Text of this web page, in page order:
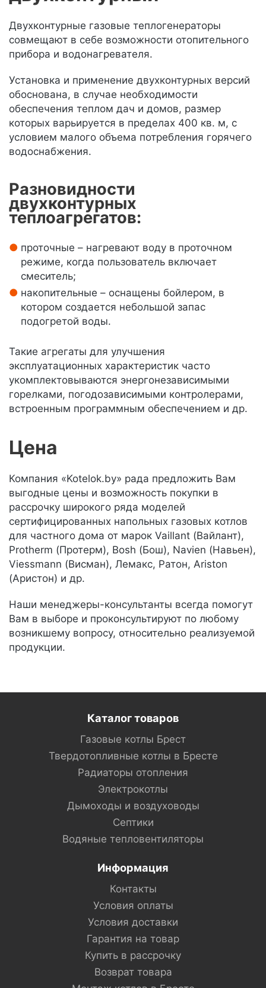
Двухконтурные газовые теплогенераторы
совмещают в себе возможности отопительного
прибора и водонагревателя.
Установка и применение двухконтурных версий
обоснована, в случае необходимости
обеспечения теплом дач и домов, размер
которых варьируется в пределах 400 кв. м, с
условием малого объема потребления горячего
водоснабжения.
Разновидности
двухконтурных
теплоагрегатов:
проточные – нагревают воду в проточном
режиме, когда пользователь включает
смеситель;
накопительные – оснащены бойлером, в
котором создается небольшой запас
подогретой воды.
Такие агрегаты для улучшения
эксплуатационных характеристик часто
укомплектовываются энергонезависимыми
горелками, погодозависимыми контролерами,
встроенным программным обеспечением и др.
Цена
Компания «Kotelok.by» рада предложить Вам
выгодные цены и возможность покупки в
рассрочку широкого ряда моделей
сертифицированных напольных газовых котлов
для частного дома от марок Vaillant (Вайлант),
Protherm (Протерм), Bosh (Бош), Navien (Навьен),
Viessmann (Висман), Лемакс, Ратон, Ariston
(Аристон) и др.
Наши менеджеры-консультанты всегда помогут
Вам в выборе и проконсультируют по любому
возникшему вопросу, относительно реализуемой
продукции.
Каталог товаров
Газовые котлы Брест
Твердотопливные котлы в Бресте
Радиаторы отопления
Электрокотлы
Дымоходы и воздуховоды
Септики
Водяные тепловентиляторы
Информация
Контакты
Условия оплаты
Условия доставки
Гарантия на товар
Купить в рассрочку
Возврат товара